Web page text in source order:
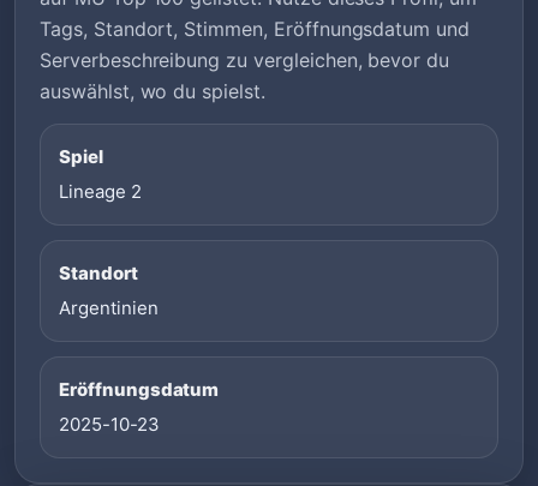
Tags, Standort, Stimmen, Eröffnungsdatum und
Serverbeschreibung zu vergleichen, bevor du
auswählst, wo du spielst.
Spiel
Lineage 2
Standort
Argentinien
Eröffnungsdatum
2025-10-23